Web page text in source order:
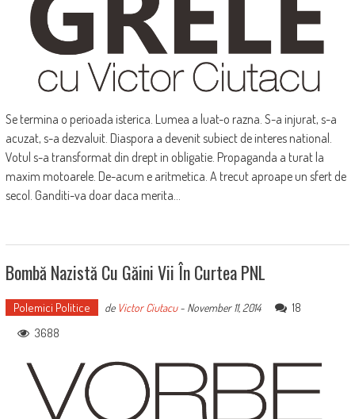
Se termina o perioada isterica. Lumea a luat-o razna. S-a injurat, s-a
acuzat, s-a dezvaluit. Diaspora a devenit subiect de interes national.
Votul s-a transformat din drept in obligatie. Propaganda a turat la
maxim motoarele. De-acum e aritmetica. A trecut aproape un sfert de
secol. Ganditi-va doar daca merita...
Bombă Nazistă Cu Găini Vii În Curtea PNL
Polemici Politice de Victor Ciutacu- November 11, 2014
18
3688